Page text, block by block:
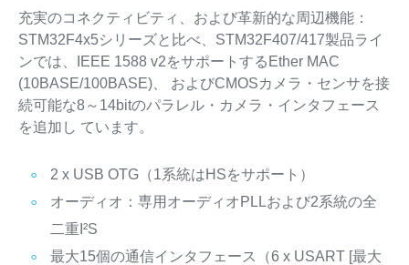
充実のコネクティビティ、および革新的な周辺機能：
STM32F4x5シリーズと比べ、STM32F407/417製品ライ
ンでは、IEEE 1588 v2をサポートするEther MAC
(10BASE/100BASE)、 およびCMOSカメラ・センサを接
続可能な8～14bitのパラレル・カメラ・インタフェース
を追加し ています。
2 x USB OTG（1系統はHSをサポート）
オーディオ：専用オーディオPLLおよび2系統の全
二重I²S
最大15個の通信インタフェース（6 x USART [最大